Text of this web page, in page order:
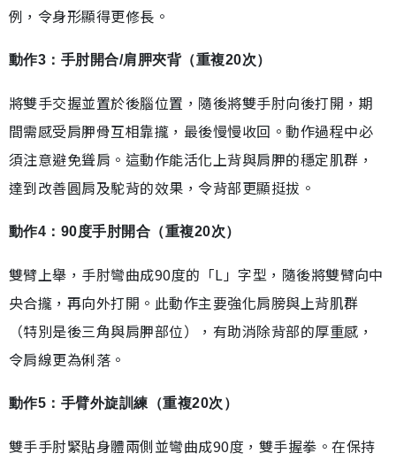
例，令身形顯得更修長。
動作3：手肘開合/肩胛夾背（重複20次）
將雙手交握並置於後腦位置，隨後將雙手肘向後打開，期
間需感受肩胛骨互相靠攏，最後慢慢收回。動作過程中必
須注意避免聳肩。這動作能活化上背與肩胛的穩定肌群，
達到改善圓肩及駝背的效果，令背部更顯挺拔。
動作4：90度手肘開合（重複20次）
雙臂上舉，手肘彎曲成90度的「L」字型，隨後將雙臂向中
央合攏，再向外打開。此動作主要強化肩膀與上背肌群
（特別是後三角與肩胛部位），有助消除背部的厚重感，
令肩線更為俐落。
動作5：手臂外旋訓練（重複20次）
雙手手肘緊貼身體兩側並彎曲成90度，雙手握拳。在保持